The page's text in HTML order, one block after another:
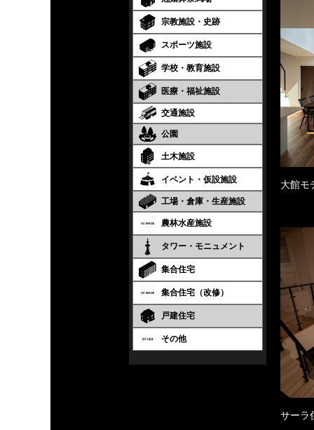
宗教施設・史跡
スポーツ施設
学校・教育施設
医療・福祉施設
交通施設
公園
土木施設
イベント・仮設施設
工場・倉庫・生産施設
農林水産施設
タワー・モニュメント
集合住宅
集合住宅（改修）
戸建住宅
その他
大館モ
サーラ